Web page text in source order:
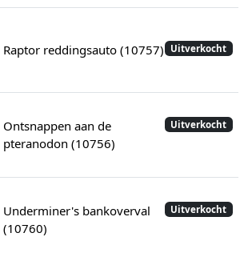
Uitverkocht
Raptor reddingsauto (10757)
Uitverkocht
Ontsnappen aan de
pteranodon (10756)
Uitverkocht
Underminer's bankoverval
(10760)